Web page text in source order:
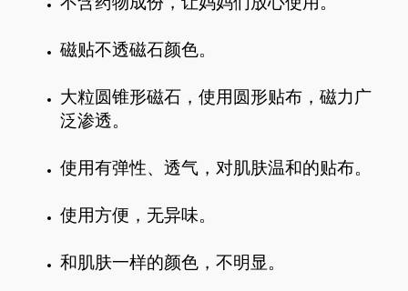
磁贴不透磁石颜色。
大粒圆锥形磁石，使用圆形贴布，磁力广
泛渗透。
使用有弹性、透气，对肌肤温和的贴布。
使用方便，无异味。
和肌肤一样的颜色，不明显。